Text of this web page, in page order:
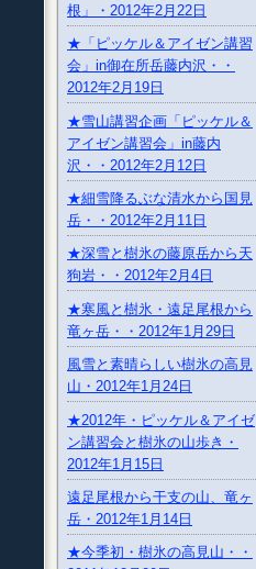
根」・2012年2月22日
★「ピッケル＆アイゼン講習
会」in御在所岳藤内沢・・
2012年2月19日
★雪山講習企画「ピッケル＆
アイゼン講習会」in藤内
沢・・2012年2月12日
★細雪降るぶな清水から国見
岳・・2012年2月11日
★深雪と樹氷の藤原岳から天
狗岩・・2012年2月4日
★寒風と樹氷・遠足尾根から
竜ヶ岳・・2012年1月29日
風雪と素晴らしい樹氷の高見
山・2012年1月24日
★2012年・ピッケル＆アイゼ
ン講習会と樹氷の山歩き・
2012年1月15日
遠足尾根から干支の山、竜ヶ
岳・2012年1月14日
★今季初・樹氷の高見山・・